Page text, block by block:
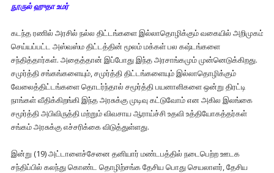
நூருல் ஹுதா உமர்
கடந்த ரணில் அரசில் நல்ல திட்டங்களை இல்லாதொழிக்கும் வகையில் அறிமுகம்
செய்யப்பட்ட அஸ்வஸ்ம திட்டத்தின் மூலம் மக்கள் பல கஷ்டங்களை
சந்தித்தார்கள். அதைத்தான் இப்போது இந்த அரசாங்கமும் முன்னெடுக்கிறது.
சமுர்த்தி சங்கங்களையும், சமுர்த்தி திட்டங்களையும் இல்லாதொழிக்கும்
வேலைத்திட்டங்களை தொடர்ந்தால் சமூர்த்தி பயனாளிகளை ஒன்று திரட்டி
நாங்கள் வீதிக்கிறங்கி இந்த அரசுக்கு முடிவு கட்டுவோம் என அகில இலங்கை
சமூர்த்தி அபிவிருத்தி மற்றும் விவசாய ஆராய்ச்சி உதவி உத்தியோகத்தர்கள்
சங்கம் அரசுக்கு எச்சரிக்கை விடுத்துள்ளது.
இன்று (19) அட்டாளைச்சேனை தனியார் மண்டபத்தில் நடைபெற்ற ஊடக
சந்திப்பில் கலந்து கொண்ட தொழிற்சங்க தேசிய பொது செயலாளர், தேசிய